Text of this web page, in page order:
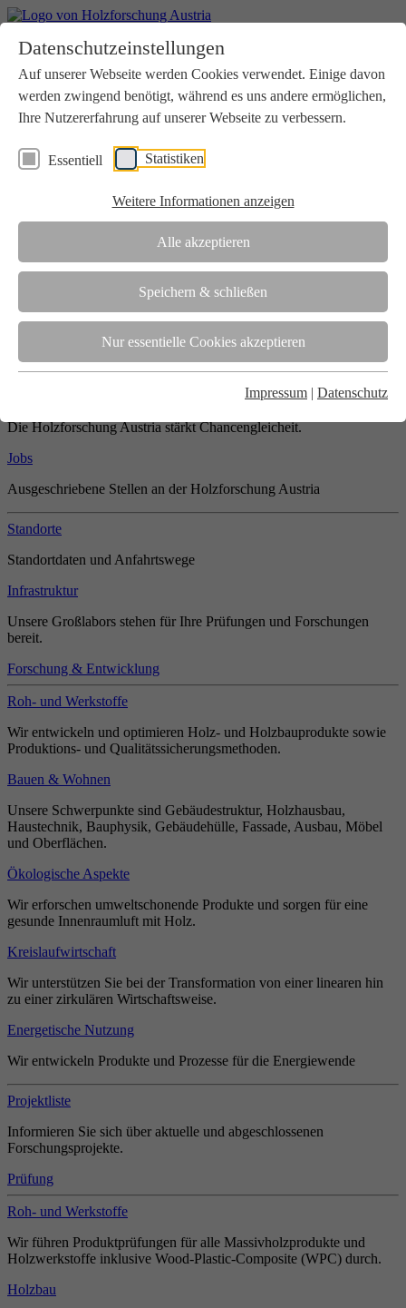
Datenschutzeinstellungen
Auf unserer Webseite werden Cookies verwendet. Einige davon
werden zwingend benötigt, während es uns andere ermöglichen,
Ihre Nutzererfahrung auf unserer Webseite zu verbessern.
Essentiell Statistiken
Weitere Informationen anzeigen
Alle akzeptieren
Speichern & schließen
Nur essentielle Cookies akzeptieren
Impressum | Datenschutz
Aktuelles
Downloads
Kontakt
Login
Verein
Wir unterstützen die Interessen der Holzbranche in enger
Zusammenarbeit mit Wissenschaft und Wirtschaft.
Die Holzforschung Austria ist akkreditierte Prüf-, Inspektions- und
Team
Unsere gesamte Kompetenz ist in unseren Mitarbeiter:innen
gebündelt
Die Holzforschung Austria stärkt Chancengleicheit.
Jobs
Ausgeschriebene Stellen an der Holzforschung Austria
Standorte
Standortdaten und Anfahrtswege
Infrastruktur
Unsere Großlabors stehen für Ihre Prüfungen und Forschungen
bereit.
Forschung & Entwicklung
Roh- und Werkstoffe
Wir entwickeln und optimieren Holz- und Holzbauprodukte sowie
Produktions- und Qualitätssicherungsmethoden.
Bauen & Wohnen
Unsere Schwerpunkte sind Gebäudestruktur, Holzhausbau,
Haustechnik, Bauphysik, Gebäudehülle, Fassade, Ausbau, Möbel
und Oberflächen.
Ökologische Aspekte
Wir erforschen umweltschonende Produkte und sorgen für eine
gesunde Innenraumluft mit Holz.
Kreislaufwirtschaft
Wir unterstützen Sie bei der Transformation von einer linearen hin
zu einer zirkulären Wirtschaftsweise.
Energetische Nutzung
Wir entwickeln Produkte und Prozesse für die Energiewende
Projektliste
Informieren Sie sich über aktuelle und abgeschlossenen
Forschungsprojekte.
Prüfung
Roh- und Werkstoffe
Wir führen Produktprüfungen für alle Massivholzprodukte und
Holzwerkstoffe inklusive Wood-Plastic-Composite (WPC) durch.
Holzbau